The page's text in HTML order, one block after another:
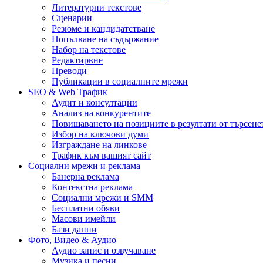
Литературни текстове
Сценарии
Резюме и кандидатстване
Попълване на съдържание
Набор на текстове
Редактирвне
Преводи
Публикации в социалните мрежи
SEO & Web Трафик
Аудит и консултации
Анализ на конкурентите
Повишаването на позициите в резултати от
Избор на ключови думи
Изграждане на линкове
Трафик към вашият сайт
Социални мрежи и реклама
Банерна реклама
Контекстна реклама
Социални мрежи и SMM
Бесплатни обяви
Масови имейли
Бази данни
Фото, Видео & Аудио
Аудио запис и озвучаване
Музика и песни